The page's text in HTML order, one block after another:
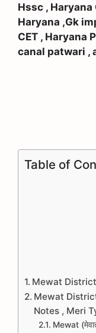
Hssc , Haryana
Haryana ,Gk
CET , Haryana
canal patwari ,
Table of
Mewat
Mewat
Notes , Meri
Mewat